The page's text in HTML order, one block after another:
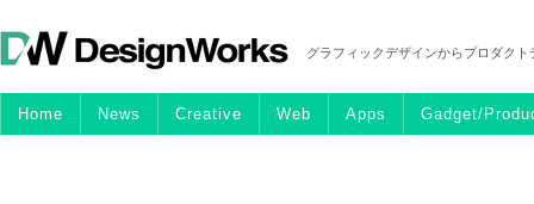
グラフィックデザインからプロダク
Home News Creative Web Apps Gadget/